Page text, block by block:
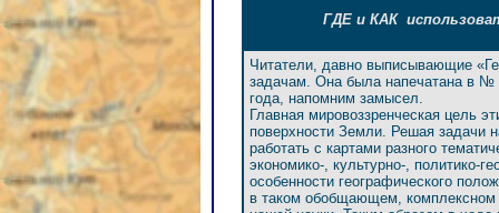
ГДЕ и КАК
Читатели, давно выписывающие
задачам. Она была напечатана в №
года, напомним замысел.
Главная мировоззренческая цель
поверхности Земли. Решая задачи
работать с картами разного
экономико-, культурно-, политико-
особенности географического
в таком обобщающем, комплексном